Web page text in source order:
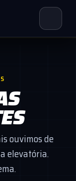
ouvimos de
elevatória.